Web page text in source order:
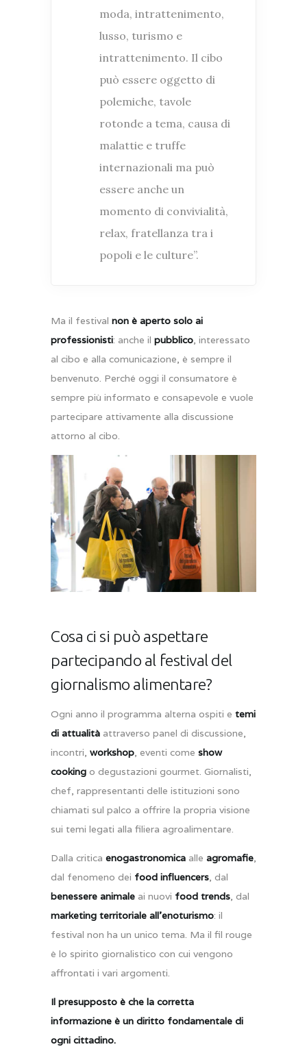
moda, intrattenimento,
lusso, turismo e
intrattenimento. Il cibo
può essere oggetto di
polemiche, tavole
rotonde a tema, causa di
malattie e truffe
internazionali ma può
essere anche un
momento di convivialità,
relax, fratellanza tra i
popoli e le culture”.
Ma il festival non è aperto solo ai
professionisti: anche il pubblico, interessato
al cibo e alla comunicazione, è sempre il
benvenuto. Perché oggi il consumatore è
sempre più informato e consapevole e vuole
partecipare attivamente alla discussione
attorno al cibo.
Cosa ci si può aspettare
partecipando al festival del
giornalismo alimentare?
Ogni anno il programma alterna ospiti e temi
di attualità attraverso panel di discussione,
incontri, workshop, eventi come show
cooking o degustazioni gourmet. Giornalisti,
chef, rappresentanti delle istituzioni sono
chiamati sul palco a offrire la propria visione
sui temi legati alla filiera agroalimentare.
Dalla critica enogastronomica alle agromafie,
dal fenomeno dei food influencers, dal
benessere animale ai nuovi food trends, dal
marketing territoriale all’enoturismo: il
festival non ha un unico tema. Ma il fil rouge
è lo spirito giornalistico con cui vengono
affrontati i vari argomenti.
Il presupposto è che la corretta
informazione è un diritto fondamentale di
ogni cittadino.